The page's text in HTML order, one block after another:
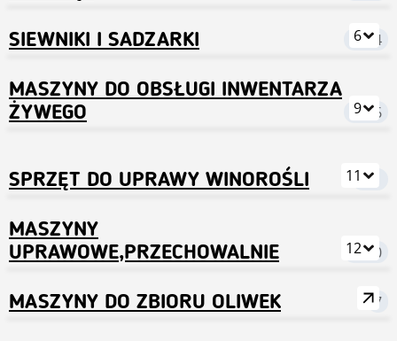
SIEWNIKI I SADZARKI 3594
6
MASZYNY DO OBSŁUGI INWENTARZA
ŻYWEGO
3386
9
SPRZĘT DO UPRAWY WINOROŚLI 221
11
MASZYNY
UPRAWOWE,PRZECHOWALNIE
1120
12
MASZYNY DO ZBIORU OLIWEK 7